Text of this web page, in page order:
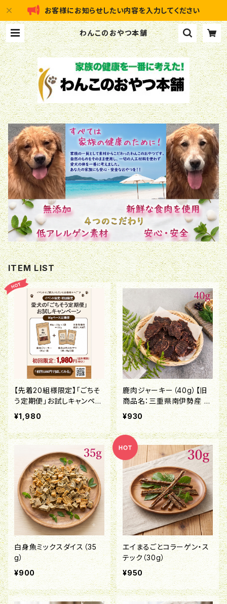
お客様にお知らせしたい内容を入力してください
わんこのおやつ本舗
ITEM LIST
【先着20組様限定】「ごちそ
う定期便」お試しキャンペー
ン！
¥1,980
鹿肉ジャーキー（40g）【旧
商品名：三重県南伊勢産 鹿
肉ジャーキー】
¥930
白身魚ミックスダイス（35
g）
¥900
エイまるごとコラーゲン・ス
テック（30g）
¥950